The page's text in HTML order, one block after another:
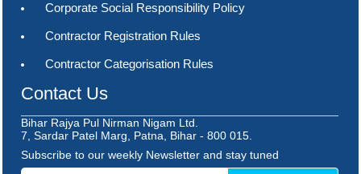
Corporate Social Responsibility Policy
Contractor Registration Rules
Contractor Categorisation Rules
Contact Us
Bihar Rajya Pul Nirman Nigam Ltd.
7, Sardar Patel Marg, Patna, Bihar - 800 015.
Subscribe to our weekly Newsletter and stay tuned